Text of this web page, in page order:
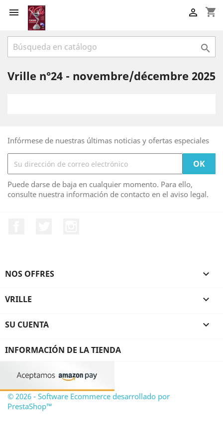
 shopping_cart


Vrille n°24 - novembre/décembre 2025
Infórmese de nuestras últimas noticias y ofertas especiales
Puede darse de baja en cualquier momento. Para ello,
consulte nuestra información de contacto en el aviso legal.
NOS OFFRES 
VRILLE 
SU CUENTA 
INFORMACIÓN DE LA TIENDA
© 2026 - Software Ecommerce desarrollado por
PrestaShop™